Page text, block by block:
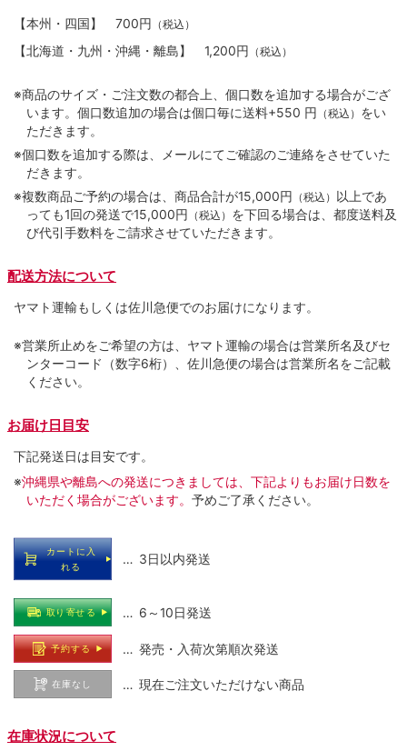
【本州・四国】 700円 （税込）
【北海道・九州・沖縄・離島】 1,200円 （税込）
※商品のサイズ・ご注文数の都合上、個口数を追加する場合がござ
います。個口数追加の場合は個口毎に送料+550 円
（税込） をい
ただきます。
※個口数を追加する際は、メールにてご確認のご連絡をさせていた
だきます。
※複数商品ご予約の場合は、商品合計が15,000円 （税込） 以上であ
っても1回の発送で15,000円 （税込） を下回る場合は、都度送料及
び代引手数料をご請求させていただきます。
配送方法について
ヤマト運輸もしくは佐川急便でのお届けになります。
※営業所止めをご希望の方は、ヤマト運輸の場合は営業所名及びセ
ンターコード（数字6桁）、佐川急便の場合は営業所名をご記載
ください。
お届け日目安
下記発送日は目安です。
※沖縄県や離島への発送につきましては、下記よりもお届け日数を
いただく場合がございます。 予めご了承ください。
カートに入
れる
… 3日以内発送
取り寄せる … 6～10日発送
予約する … 発売・入荷次第順次発送
在庫なし … 現在ご注文いただけない商品
在庫状況について